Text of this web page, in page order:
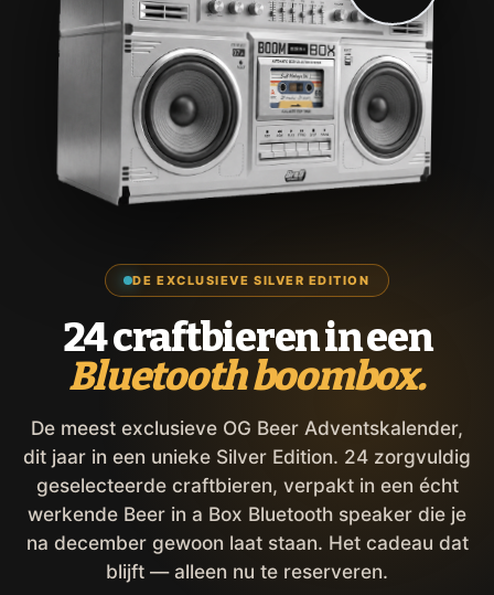
DE EXCLUSIEVE SILVER EDITION
24 craftbieren in een
Bluetooth boombox.
De meest exclusieve OG Beer Adventskalender,
dit jaar in een unieke Silver Edition. 24 zorgvuldig
geselecteerde craftbieren, verpakt in een écht
werkende Beer in a Box Bluetooth speaker die je
na december gewoon laat staan. Het cadeau dat
blijft — alleen nu te reserveren.